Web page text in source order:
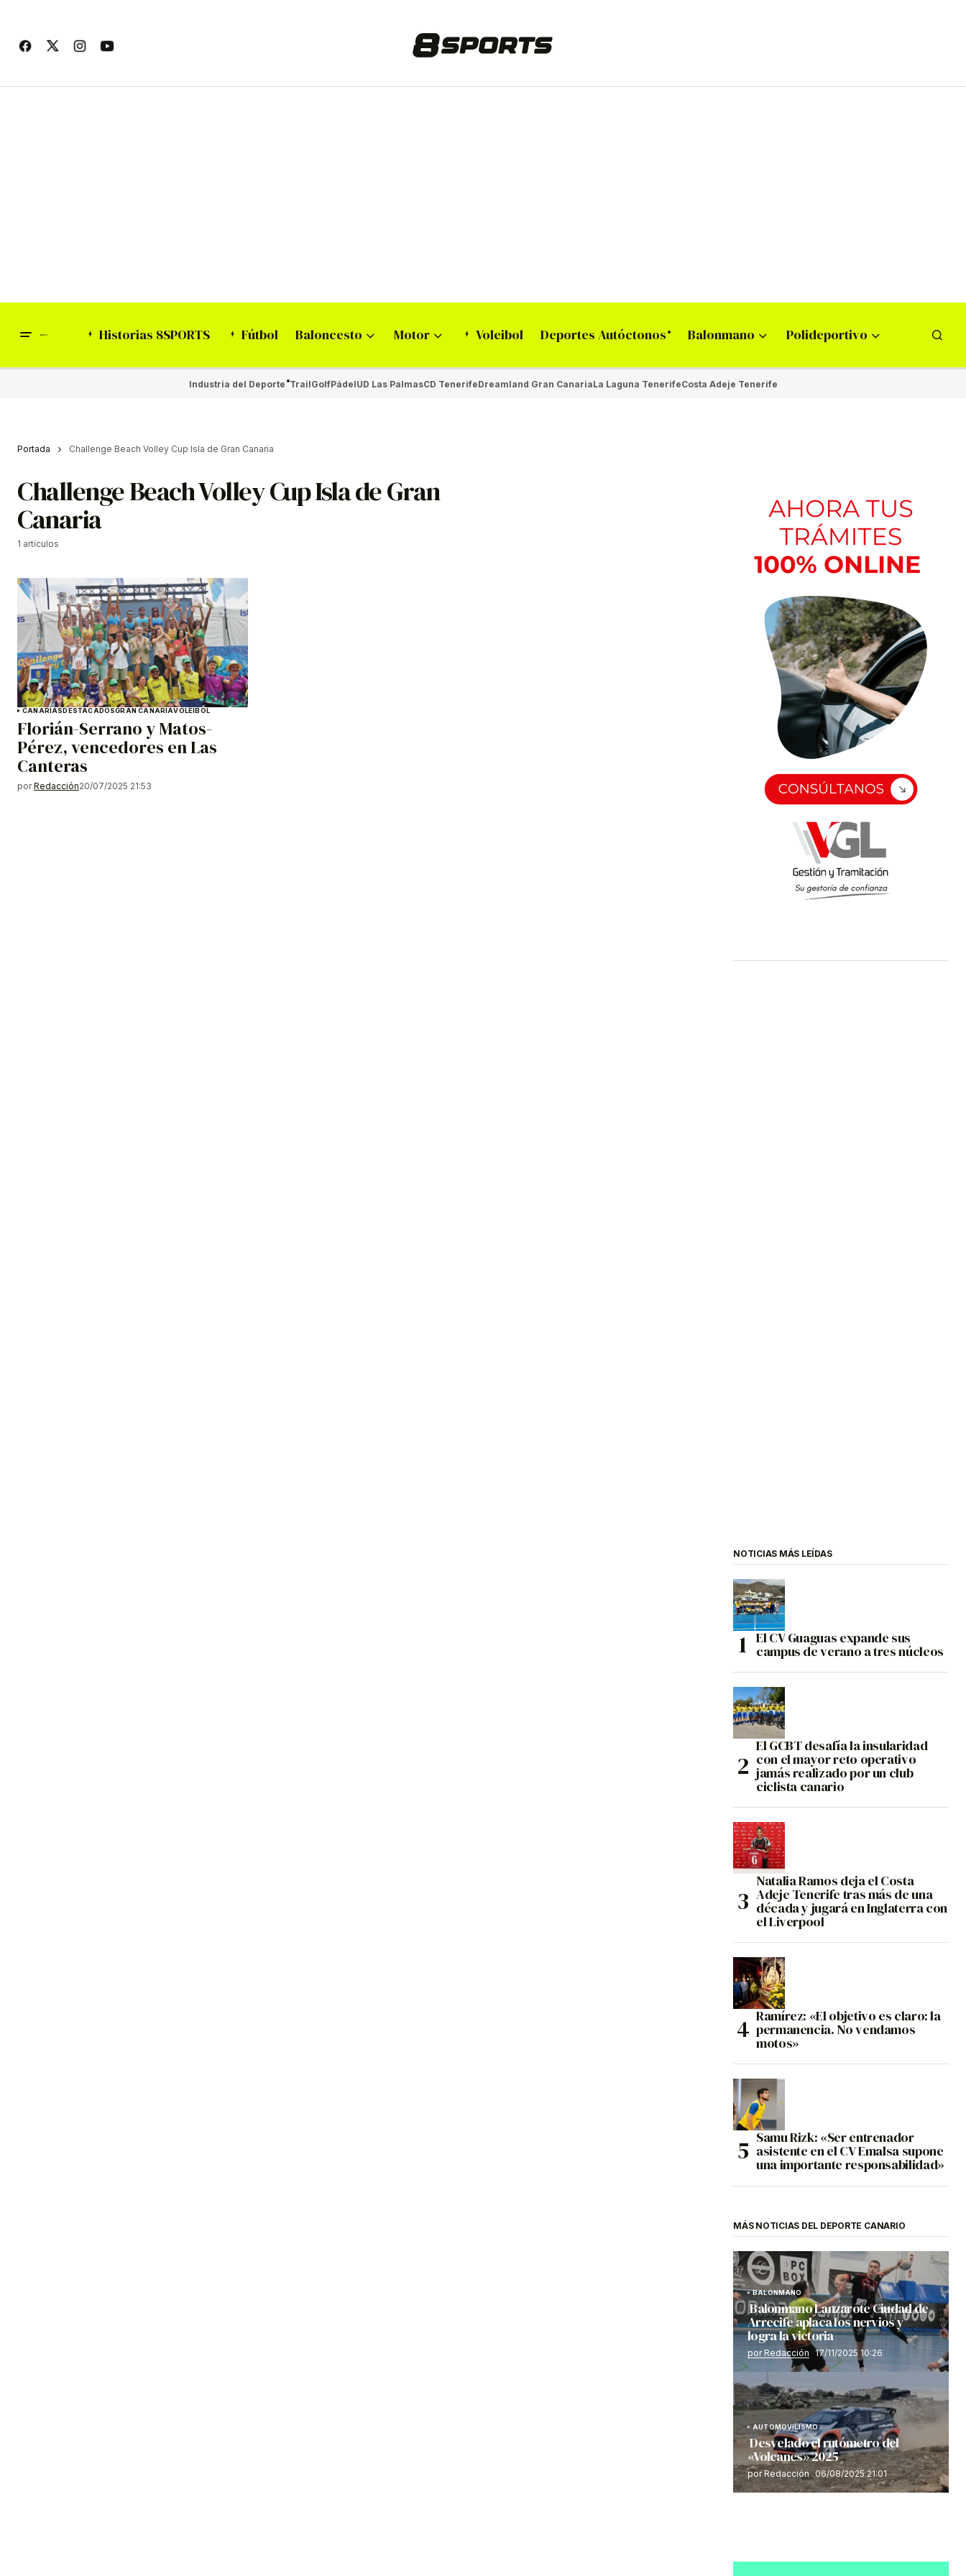
Historias 8SPORTS Fútbol Baloncesto Motor Voleibol Deportes Autóctonos Balonmano Polideportivo
Industria del Deporte TrailGolfPádelUD Las PalmasCD TenerifeDreamland Gran CanariaLa Laguna TenerifeCosta Adeje Tenerife
Portada Challenge Beach Volley Cup Isla de Gran Canaria
Challenge Beach Volley Cup Isla de Gran
Canaria
1 artículos
CANARIASDESTACADOSGRAN CANARIAVOLEIBOL
Florián-Serrano y Matos-
Pérez, vencedores en Las
Canteras
por Redacción20/07/2025 21:53
NOTICIAS MÁS LEÍDAS
El CV Guaguas expande sus
campus de verano a tres núcleos
El GCBT desafía la insularidad
con el mayor reto operativo
jamás realizado por un club
ciclista canario
Natalia Ramos deja el Costa
Adeje Tenerife tras más de una
década y jugará en Inglaterra con
el Liverpool
Ramírez: «El objetivo es claro: la
permanencia. No vendamos
motos»
Samu Rizk: «Ser entrenador
asistente en el CV Emalsa supone
una importante responsabilidad»
MÁS NOTICIAS DEL DEPORTE CANARIO
BALONMANO
Balonmano Lanzarote Ciudad de
Arrecife aplaca los nervios y
logra la victoria
por Redacción 17/11/2025 10:26
AUTOMOVILISMO
Desvelado el rutómetro del
«Volcanes» 2025
por Redacción 06/08/2025 21:01